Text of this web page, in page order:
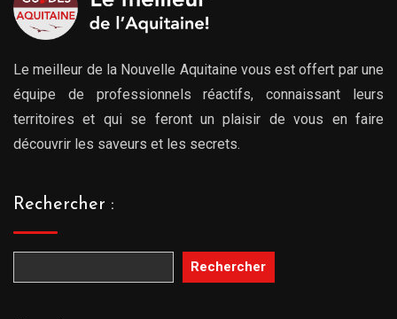
Le meilleur de la Nouvelle Aquitaine vous est offert par une
équipe de professionnels réactifs, connaissant leurs
territoires et qui se feront un plaisir de vous en faire
découvrir les saveurs et les secrets.
Rechercher :
Rechercher